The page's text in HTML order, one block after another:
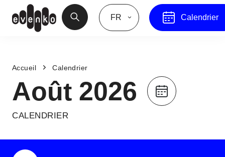
FR Calendrier
Accueil Calendrier
Août 2026
CALENDRIER